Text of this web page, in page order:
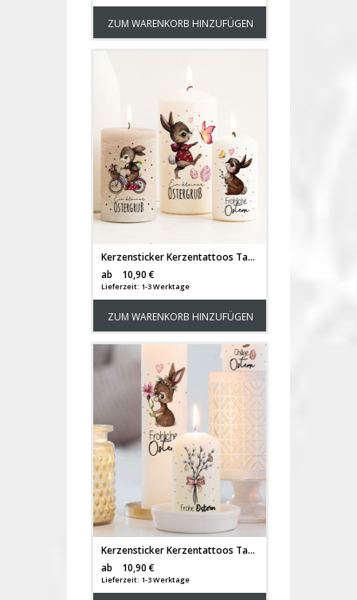
ZUM WARENKORB HINZUFÜGEN
Kerzensticker Kerzentattoos Tattoofolie Ostern Hase Hasen Osterei Schmetterlinge Herzen für Kerzen oder Keramik A4 Bogen DIY Stickerbogen für bis zu 15 Kerzen kst58
ab
10,90 €
Lieferzeit: 1-3 Werktage
ZUM WARENKORB HINZUFÜGEN
Kerzensticker Kerzentattoos Tattoofolie Ostern Hase Hasen Osterei Pusteblume Schmetterlinge Herzen für Kerzen oder Keramik A4 Bogen DIY Stickerbogen für bis zu 15 Kerzen kst57
ab
10,90 €
Lieferzeit: 1-3 Werktage